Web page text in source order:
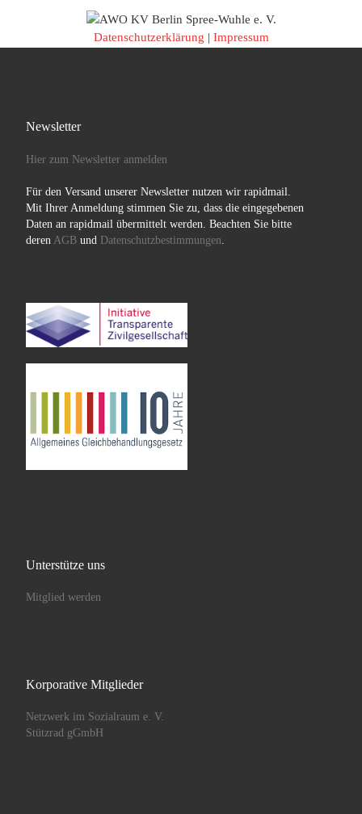
Datenschutzerklärung | Impressum
Newsletter
Hier zum Newsletter anmelden
Für den Versand unserer Newsletter nutzen wir rapidmail.
Mit Ihrer Anmeldung stimmen Sie zu, dass die eingegebenen
Daten an rapidmail übermittelt werden. Beachten Sie bitte
deren AGBund Datenschutzbestimmungen
Unterstütze uns
Mitglied werden
Korporative Mitglieder
Netzwerk im Sozialraum e. V.
Stützrad gGmbH